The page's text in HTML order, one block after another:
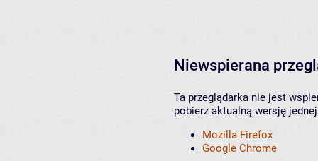
Niewspierana
Ta przeglądarka nie jest
pobierz aktualną wersję
Mozilla Firefox
Google Chrome